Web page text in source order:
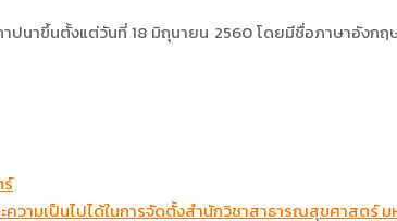
นตั้งแต่วันที่ 18 มิถุนายน 2560 โดยมีชื่อภาษาอังกฤ
ความเป็นไปได้ในการจัดตั้งสำนักวิชาสาธารณสุขศาสตร์